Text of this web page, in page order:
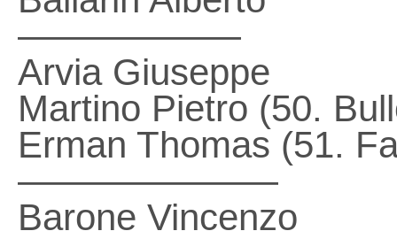
——————
Arvia Giuseppe
Martino Pietro (50.
Erman Thomas (51.
———————
Barone Vincenzo